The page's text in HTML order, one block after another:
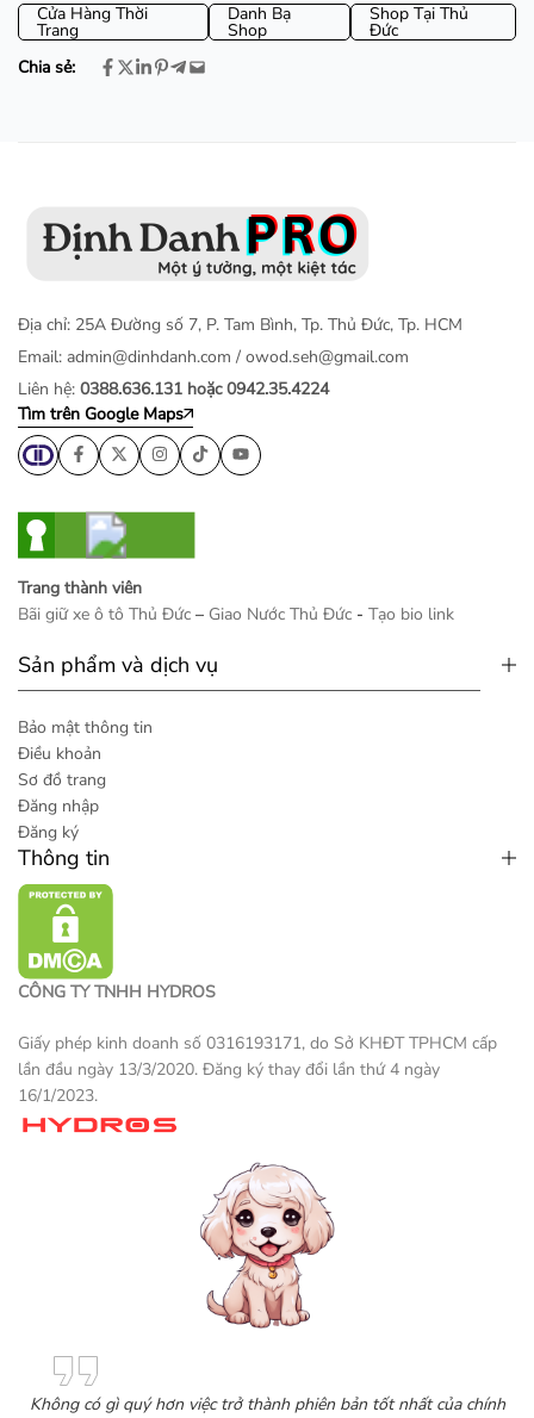
Cửa Hàng Thời
Trang
Danh Bạ
Shop
Shop Tại Thủ
Đức
Chia sẻ:
Địa chỉ: 25A Đường số 7, P. Tam Bình, Tp. Thủ Đức, Tp. HCM
Email: admin@dinhdanh.com / owod.seh@gmail.com
Liên hệ: 0388.636.131 hoặc 0942.35.4224
Tìm trên Google Maps
Trang thành viên
Bãi giữ xe ô tô Thủ Đức – Giao Nước Thủ Đức - Tạo bio link
Sản phẩm và dịch vụ
Bảo mật thông tin
Điều khoản
Sơ đồ trang
Đăng nhập
Đăng ký
Thông tin
CÔNG TY TNHH HYDROS
Giấy phép kinh doanh số 0316193171, do Sở KHĐT TPHCM cấp
lần đầu ngày 13/3/2020. Đăng ký thay đổi lần thứ 4 ngày
16/1/2023.
Không có gì quý hơn việc trở thành phiên bản tốt nhất của chính